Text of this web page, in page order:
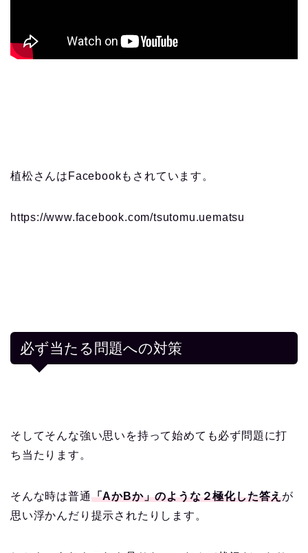
植松さんはFacebookもされています。
https://www.facebook.com/tsutomu.uematsu
必ず当たる問題への対策
そしてそんな強い思いを持って始めても必ず問題に打
ち当たります。
そんな時は普通「AかBか」のような２極化した答えが
思い浮かんだり提示されたりします。